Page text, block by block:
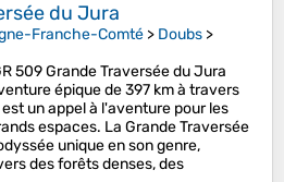
du Jura
Franche-Comté > Doubs >
509 Grande Traversée du Jura
épique de 397 km à travers
un appel à l'aventure pour les
espaces. La Grande Traversée
unique en son genre,
des forêts denses, des